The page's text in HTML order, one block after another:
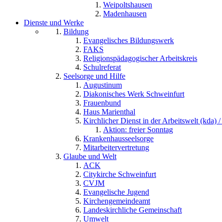
Weipoltshausen
Madenhausen
Dienste und Werke
Bildung
Evangelisches Bildungswerk
FAKS
Religionspädagogischer Arbeitskreis
Schulreferat
Seelsorge und Hilfe
Augustinum
Diakonisches Werk Schweinfurt
Frauenbund
Haus Marienthal
Kirchlicher Dienst in der Arbeitswelt (kda) /
Aktion: freier Sonntag
Krankenhausseelsorge
Mitarbeitervertretung
Glaube und Welt
ACK
Citykirche Schweinfurt
CVJM
Evangelische Jugend
Kirchengemeindeamt
Landeskirchliche Gemeinschaft
Umwelt